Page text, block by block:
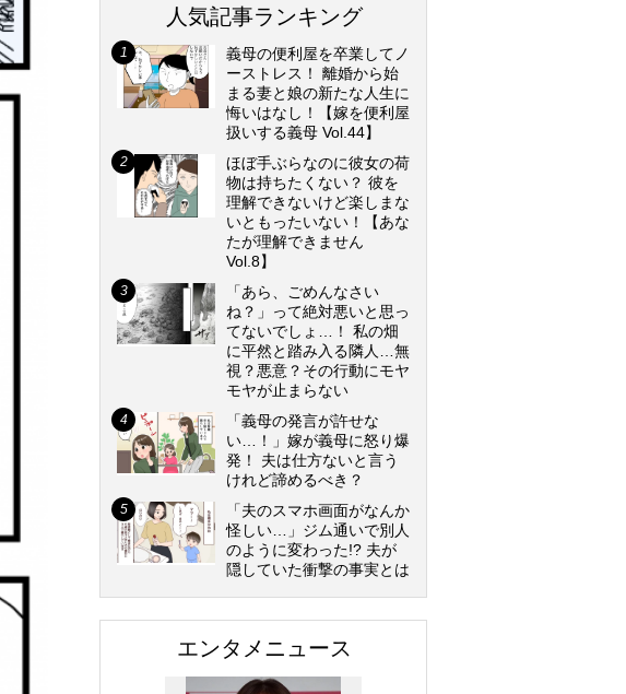
人気記事ランキング
義母の便利屋を卒業してノ
ーストレス！ 離婚から始
まる妻と娘の新たな人生に
悔いはなし！【嫁を便利屋
扱いする義母 Vol.44】
ほぼ手ぶらなのに彼女の荷
物は持ちたくない？ 彼を
理解できないけど楽しまな
いともったいない！【あな
たが理解できません
Vol.8】
「あら、ごめんなさい
ね？」って絶対悪いと思っ
てないでしょ…！ 私の畑
に平然と踏み入る隣人…無
視？悪意？その行動にモヤ
モヤが止まらない
「義母の発言が許せな
い…！」嫁が義母に怒り爆
発！ 夫は仕方ないと言う
けれど諦めるべき？
「夫のスマホ画面がなんか
怪しい…」ジム通いで別人
のように変わった!? 夫が
隠していた衝撃の事実とは
エンタメニュース